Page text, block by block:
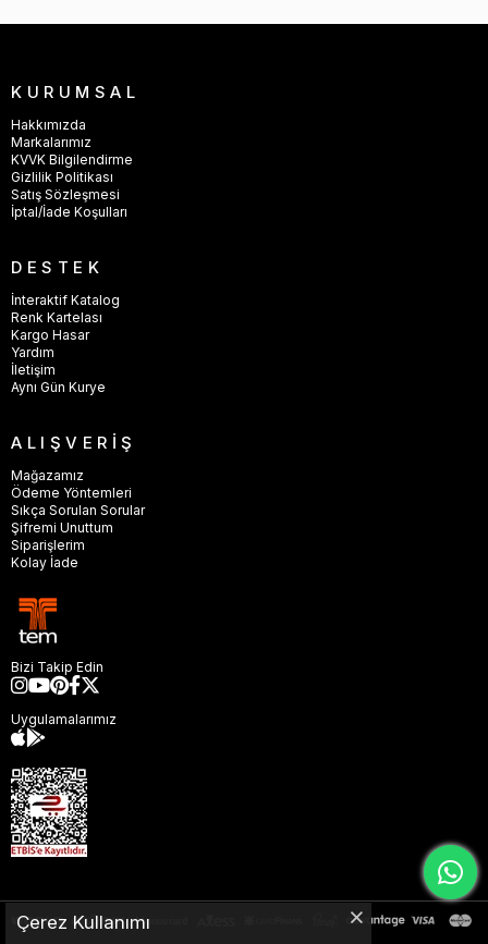
KURUMSAL
Hakkımızda
Markalarımız
KVVK Bilgilendirme
Gizlilik Politikası
Satış Sözleşmesi
İptal/İade Koşulları
DESTEK
İnteraktif Katalog
Renk Kartelası
Kargo Hasar
Yardım
İletişim
Aynı Gün Kurye
ALIŞVERİŞ
Mağazamız
Ödeme Yöntemleri
Sıkça Sorulan Sorular
Şifremi Unuttum
Siparişlerim
Kolay İade
Bizi Takip Edin
Uygulamalarımız
Çerez Kullanımı